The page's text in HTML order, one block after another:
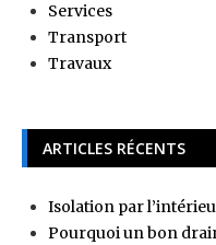
Services
Transport
Travaux
ARTICLES RÉCENTS
Isolation par
Pourquoi un bon